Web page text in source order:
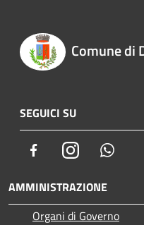
Comune di
SEGUICI SU
FacebookInstagram
AMMINISTRAZIONE
Organi di Governo